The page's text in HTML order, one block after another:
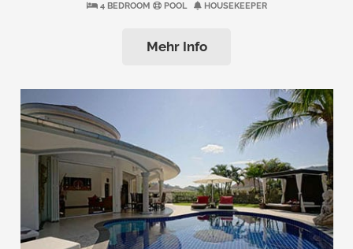
4 BEDROOM POOL HOUSEKEEPER
Mehr Info